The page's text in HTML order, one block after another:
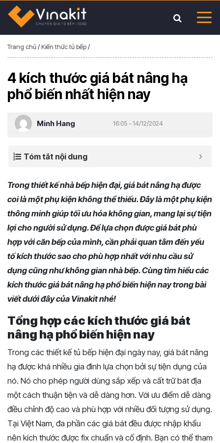
Trang chủ/Kiến thức tủ bếp/
4 kích thước giá bát nâng hạ
phổ biến nhất hiện nay
Minh Hang 16:05 - 14/12/2024
Tóm tắt nội dung
Trong thiết kế nhà bếp hiện đại, giá bát nâng hạ được
coi là một phụ kiện không thể thiếu. Đây là một phụ kiện
thông minh giúp tối ưu hóa không gian, mang lại sự tiện
lợi cho người sử dụng. Để lựa chọn được giá bát phù
hợp với căn bếp của mình, cần phải quan tâm đến yếu
tố kích thước sao cho phù hợp nhất với nhu cầu sử
dụng cũng như không gian nhà bếp. Cùng tìm hiểu các
kích thước giá bát nâng hạ phổ biến hiện nay trong bài
viết dưới đây của Vinakit nhé!
Tổng hợp các kích thước giá bát
nâng hạ phổ biến hiện nay
Trong các thiết kế tủ bếp hiện đại ngày nay, giá bát nâng
hạ được khá nhiều gia đình lựa chọn bởi sự tiện dụng của
nó. Nó cho phép người dùng sắp xếp và cất trữ bát địa
một cách thuận tiện và dễ dàng hơn. Với ưu điểm dễ dàng
điều chỉnh độ cao và phù hợp với nhiều đối tượng sử dụng.
Tại Việt Nam, đa phần các giá bát đều được nhập khẩu
nên kích thước được fix chuẩn và cố định. Bạn có thể tham